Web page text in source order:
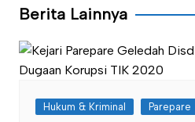
Berita Lainnya
Hukum & Kriminal Parepare